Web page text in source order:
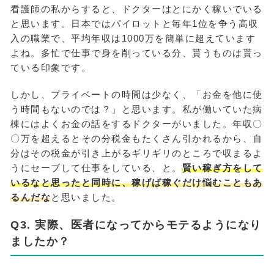
看護師の私からすると、ドクターはとにかく稼いでいる
と思います。日本ではパイロットと毎年1位を争う高収
入の職業で、平均年収は1000万を簡単に超えています
よね。多忙で仕事で身を削っている分、貰うものは貰っ
ている印象です。
しかし、プライベートの時間は少なく、「お金を他に使
う時間もないのでは？」と思います。私が働いていた病
棟にはよくお金の話をするドクターがいました。年収〇
〇万を超えるとその分税金もたくさん引かれるから、自
分はその税金が引き上がるギリギリのところで収まるよ
うにセーブして仕事をしている、と。 賢い稼ぎ方をして
いるなと思ったと同時に、稼げば稼ぐだけ悩むこともあ
るんだなと思いました。
Q3. 実際、医者になってからモテるようになり
ましたか？